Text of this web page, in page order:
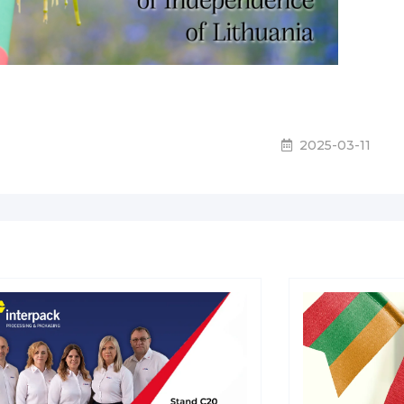
2025-03-11